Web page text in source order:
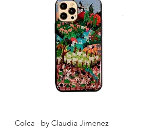
Colca - by Claudia Jimenez